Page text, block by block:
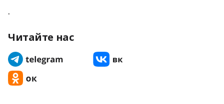
.
Читайте нас